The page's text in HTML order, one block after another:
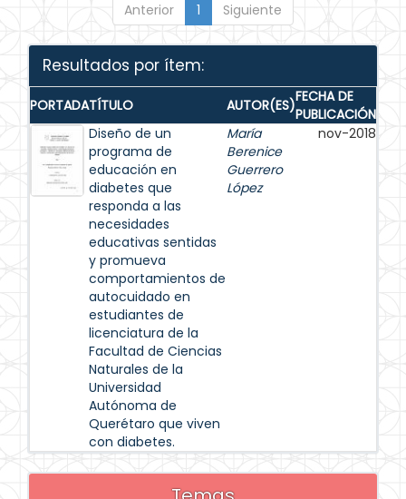
Anterior 1 Siguiente
Resultados por ítem:
PORTADATÍTULO AUTOR(ES)FECHA DE
PUBLICACIÓN
Diseño de un
programa de
educación en
diabetes que
responda a las
necesidades
educativas sentidas
y promueva
comportamientos de
autocuidado en
estudiantes de
licenciatura de la
Facultad de Ciencias
Naturales de la
Universidad
Autónoma de
Querétaro que viven
con diabetes.
María
Berenice
Guerrero
López
nov-2018